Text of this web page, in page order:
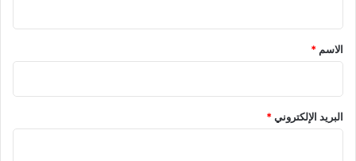
*
الاسم *
البريد الإلكتروني*